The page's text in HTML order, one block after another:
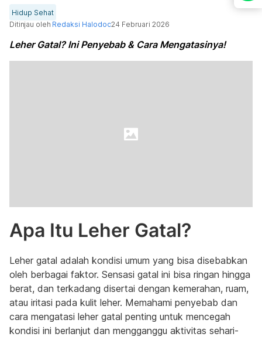
Hidup Sehat
Ditinjau oleh Redaksi Halodoc24 Februari 2026
Leher Gatal? Ini Penyebab & Cara Mengatasinya!
Apa Itu Leher Gatal?
Leher gatal adalah kondisi umum yang bisa disebabkan
oleh berbagai faktor. Sensasi gatal ini bisa ringan hingga
berat, dan terkadang disertai dengan kemerahan, ruam,
atau iritasi pada kulit leher. Memahami penyebab dan
cara mengatasi leher gatal penting untuk mencegah
kondisi ini berlanjut dan mengganggu aktivitas sehari-